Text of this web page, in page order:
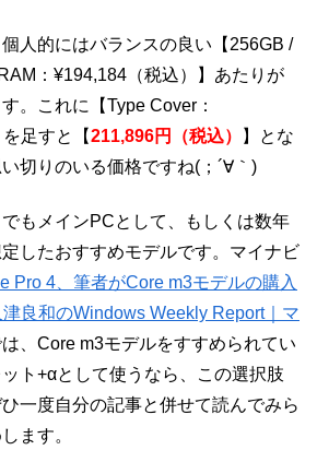
人的にはバランスの良い【 256GB /
： ¥194,184 （税込）
】あたりが
。これに【Type Cover：
足すと【211,896円（税込）
】とな
切りのいる価格ですね(；´∀｀)
もメインPCとして、もしくは数年
したおすすめモデルです。マイナビ
Pro 4、筆者がCore m3モデルの購入
良和のWindows Weekly Report｜マ
は、Core m3モデルをすすめられてい
ト+αとして使うなら、この選択肢
一度自分の記事と併せて読んでみら
ます。